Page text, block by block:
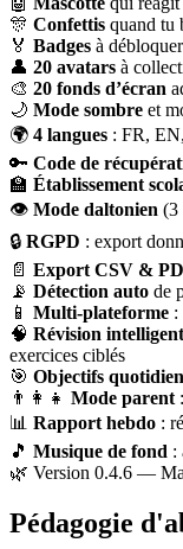
🎊 Confettis quand tu
🏅 Badges à
👤 20 avatars à
🎨 20 fonds d’écran
🌙 Mode sombre et
🌍 4 langues : FR,
🔑 Code de
🏫 Établissement
👁 Mode daltonien (3
🔒 RGPD : export
📄 Export CSV &
📡 Détection auto de
📱 Multi-plateforme :
🧠 Révision
exercices ciblés
🎯 Objectifs
👨‍👩‍👧 Mode parent
📊 Rapport hebdo :
🎵 Musique de fond :
🌿 Version 0.4.6 —
Pédagogie